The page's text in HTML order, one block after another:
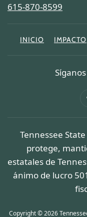
615-870-8599
INICIO IMPACTO
Tennessee
protege,
estatales de
ánimo de lucro
Copyright © 2026